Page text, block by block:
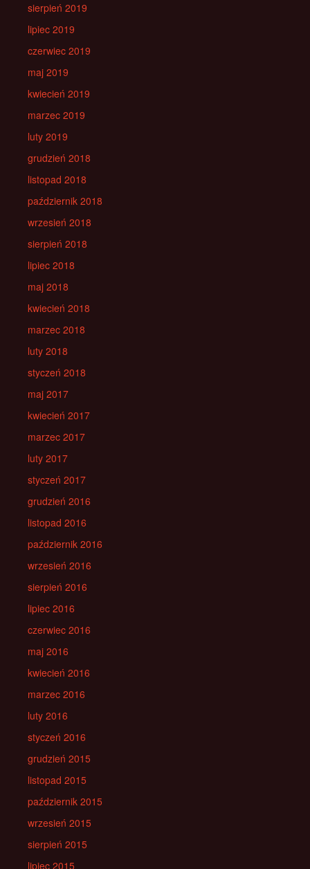
sierpień 2019
lipiec 2019
czerwiec 2019
maj 2019
kwiecień 2019
marzec 2019
luty 2019
grudzień 2018
listopad 2018
październik 2018
wrzesień 2018
sierpień 2018
lipiec 2018
maj 2018
kwiecień 2018
marzec 2018
luty 2018
styczeń 2018
maj 2017
kwiecień 2017
marzec 2017
luty 2017
styczeń 2017
grudzień 2016
listopad 2016
październik 2016
wrzesień 2016
sierpień 2016
lipiec 2016
czerwiec 2016
maj 2016
kwiecień 2016
marzec 2016
luty 2016
styczeń 2016
grudzień 2015
listopad 2015
październik 2015
wrzesień 2015
sierpień 2015
lipiec 2015